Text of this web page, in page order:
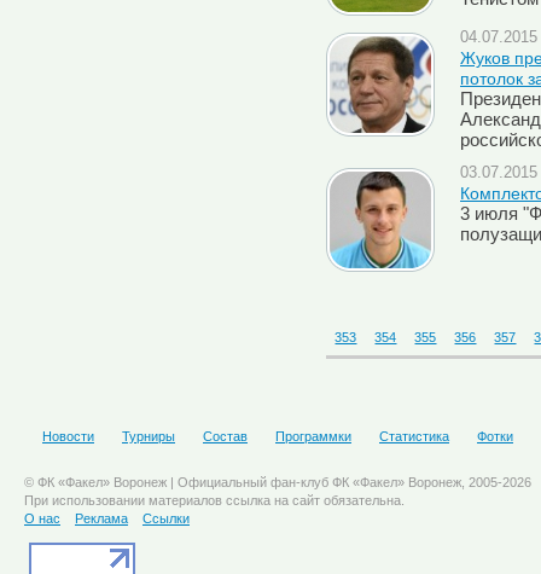
Жуков
потолок
3 июля
353 354 355 356 357
Новости Турниры Состав Программки Статистика Фотки
© ФК «Факел» Воронеж | Официальный фан-клуб ФК «Факел» Воронеж, 2005-2026
При использовании материалов ссылка на сайт обязательна.
О нас
Реклама Ссылки